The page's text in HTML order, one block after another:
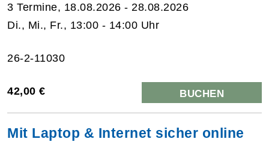
3 Termine, 18.08.2026 - 28.08.2026
Di., Mi., Fr., 13:00 - 14:00 Uhr
26-2-11030
42,00 € BUCHEN
Mit Laptop & Internet sicher online